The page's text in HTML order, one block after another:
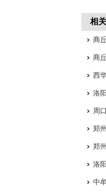
相
商
商
西
洛
周
郑
郑
洛
中